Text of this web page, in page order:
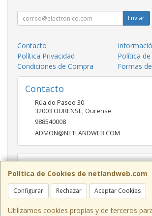
Política de Cookies de netlandweb.com
Configurar Rechazar Aceptar Cookies
Utilizamos cookies propias y de terceros
Enviar
Contacto
Política Privacidad
Política
Condiciones de Compra
Formas
Contacto
Rúa do Paseo 30
32003 OURENSE, Ourense
988540008
ADMON@NETLANDWEB.COM